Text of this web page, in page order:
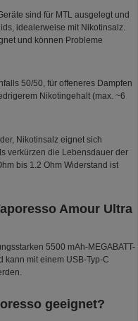
sind für MTL ausgelegt und
idealerweise mit Nikotinsalz.
und können Probleme
50/50, für offeneres Dampfen
Nikotingehalt (max. ~6
Nikotinsalz eignet sich
verkürzen die Lebensdauer der
bis 1.2 Ohm Widerstand ist
Amour Ultra
5500 mAh-MEGABATT-
kann mit einem USB-Typ-C
geeignet?